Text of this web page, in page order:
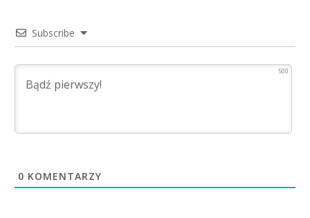
Subscribe
500
0 KOMENTARZY